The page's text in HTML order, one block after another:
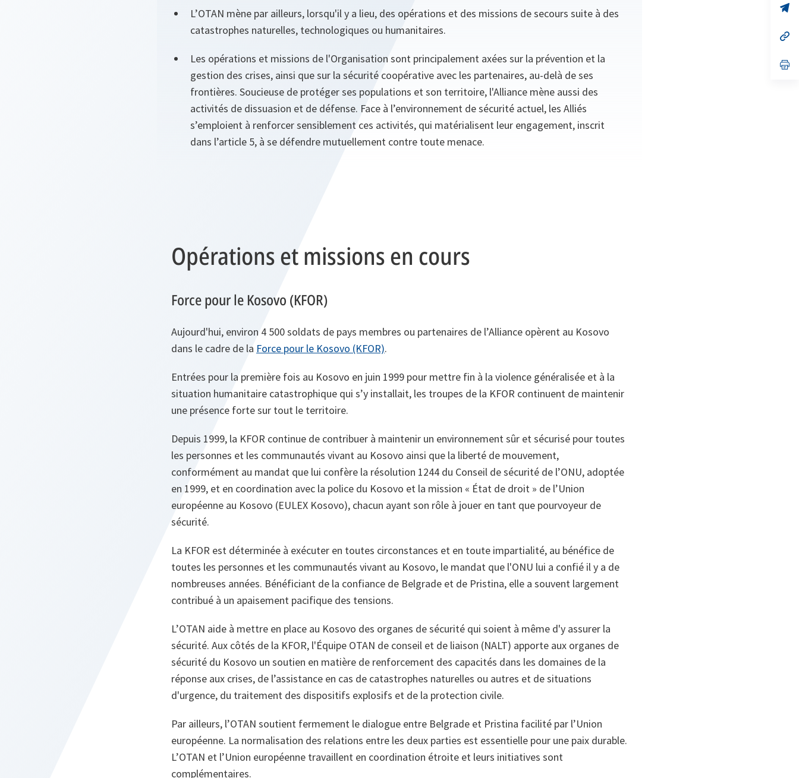
L’OTAN mène par ailleurs, lorsqu'il y a lieu, des opérations et des missions de secours suite à des
catastrophes naturelles, technologiques ou humanitaires.
Les opérations et missions de l'Organisation sont principalement axées sur la prévention et la
gestion des crises, ainsi que sur la sécurité coopérative avec les partenaires, au-delà de ses
frontières. Soucieuse de protéger ses populations et son territoire, l'Alliance mène aussi des
activités de dissuasion et de défense. Face à l’environnement de sécurité actuel, les Alliés
s’emploient à renforcer sensiblement ces activités, qui matérialisent leur engagement, inscrit
dans l’article 5, à se défendre mutuellement contre toute menace.
Opérations et missions en cours
Force pour le Kosovo (KFOR)
Aujourd'hui, environ 4 500 soldats de pays membres ou partenaires de l’Alliance opèrent au Kosovo
dans le cadre de la Force pour le Kosovo (KFOR).
Entrées pour la première fois au Kosovo en juin 1999 pour mettre fin à la violence généralisée et à la
situation humanitaire catastrophique qui s’y installait, les troupes de la KFOR continuent de maintenir
une présence forte sur tout le territoire.
Depuis 1999, la KFOR continue de contribuer à maintenir un environnement sûr et sécurisé pour toutes
les personnes et les communautés vivant au Kosovo ainsi que la liberté de mouvement,
conformément au mandat que lui confère la résolution 1244 du Conseil de sécurité de l’ONU, adoptée
en 1999, et en coordination avec la police du Kosovo et la mission « État de droit » de l’Union
européenne au Kosovo (EULEX Kosovo), chacun ayant son rôle à jouer en tant que pourvoyeur de
sécurité.
La KFOR est déterminée à exécuter en toutes circonstances et en toute impartialité, au bénéfice de
toutes les personnes et les communautés vivant au Kosovo, le mandat que l'ONU lui a confié il y a de
nombreuses années. Bénéficiant de la confiance de Belgrade et de Pristina, elle a souvent largement
contribué à un apaisement pacifique des tensions.
L’OTAN aide à mettre en place au Kosovo des organes de sécurité qui soient à même d'y assurer la
sécurité. Aux côtés de la KFOR, l'Équipe OTAN de conseil et de liaison (NALT) apporte aux organes de
sécurité du Kosovo un soutien en matière de renforcement des capacités dans les domaines de la
réponse aux crises, de l’assistance en cas de catastrophes naturelles ou autres et de situations
d'urgence, du traitement des dispositifs explosifs et de la protection civile.
Par ailleurs, l’OTAN soutient fermement le dialogue entre Belgrade et Pristina facilité par l’Union
européenne. La normalisation des relations entre les deux parties est essentielle pour une paix durable.
L’OTAN et l’Union européenne travaillent en coordination étroite et leurs initiatives sont
complémentaires.